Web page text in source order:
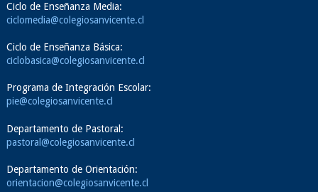
Ciclo de Enseñanza Media:
ciclomedia@colegiosanvicente.cl
Ciclo de Enseñanza Básica:
ciclobasica@colegiosanvicente.cl
Programa de Integración Escolar:
pie@colegiosanvicente.cl
Departamento de Pastoral:
pastoral@colegiosanvicente.cl
Departamento de Orientación:
orientacion@colegiosanvicente.cl